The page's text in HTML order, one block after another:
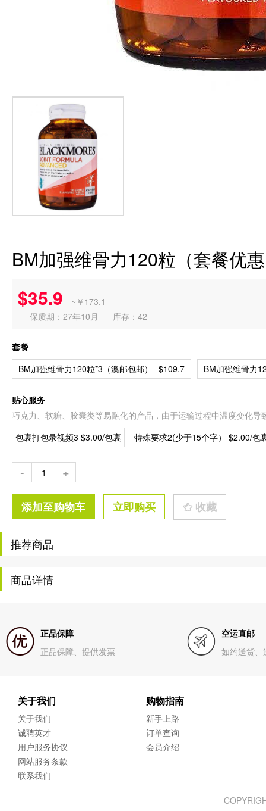
BM加强维骨力120粒（套餐优
$35.9
~￥173.1
保质期：27年10月
库存：42
套餐
BM加强维骨力120粒*3（澳邮包邮）
$109.7 BM加强维骨力
贴心服务
巧克力、软糖、胶囊类等易融化的产品，由于运输过程中温度变化
包裹打包录视频3 $3.00/包裹
特殊要求2(少于15个字） $2.00/包
- +
添加至购物车 立即购买 收藏
推荐商品
商品详情
正品保障
正品保障、提供发票
空运直邮
如约送货、
关于我们
关于我们
诚聘英才
用户服务协议
网站服务条款
联系我们
购物指南
新手上路
订单查询
会员介绍